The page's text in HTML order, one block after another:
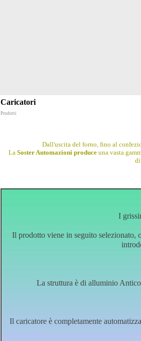
Caricatori
Prodotti
Dall'uscita del forno, fino al
LaSoster Automazioni produce una vasta
I
Il prodotto viene in seguito selezionato,
La struttura è di alluminio
Il caricatore è completamente